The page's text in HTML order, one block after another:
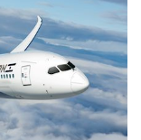
ומחקרים
דעות
רכילות
עסקית